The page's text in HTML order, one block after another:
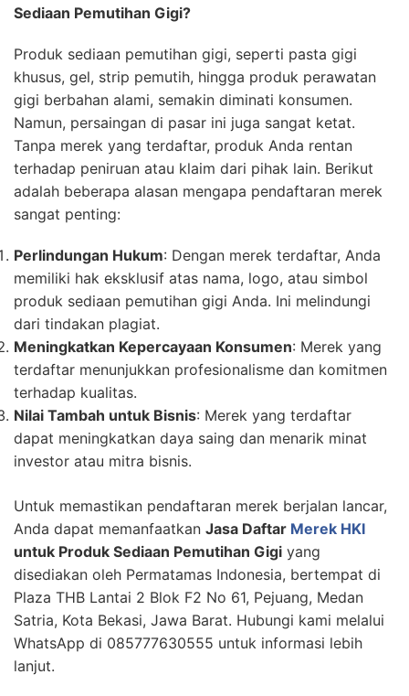
Sediaan Pemutihan Gigi?
Produk sediaan pemutihan gigi, seperti pasta gigi
khusus, gel, strip pemutih, hingga produk perawatan
gigi berbahan alami, semakin diminati konsumen.
Namun, persaingan di pasar ini juga sangat ketat.
Tanpa merek yang terdaftar, produk Anda rentan
terhadap peniruan atau klaim dari pihak lain. Berikut
adalah beberapa alasan mengapa pendaftaran merek
sangat penting:
Perlindungan Hukum: Dengan merek terdaftar, Anda
memiliki hak eksklusif atas nama, logo, atau simbol
produk sediaan pemutihan gigi Anda. Ini melindungi
dari tindakan plagiat.
Meningkatkan Kepercayaan Konsumen: Merek yang
terdaftar menunjukkan profesionalisme dan komitmen
terhadap kualitas.
Nilai Tambah untuk Bisnis: Merek yang terdaftar
dapat meningkatkan daya saing dan menarik minat
investor atau mitra bisnis.
Untuk memastikan pendaftaran merek berjalan lancar,
Anda dapat memanfaatkan Jasa Daftar Merek HKI
untuk Produk Sediaan Pemutihan Gigi yang
disediakan oleh Permatamas Indonesia, bertempat di
Plaza THB Lantai 2 Blok F2 No 61, Pejuang, Medan
Satria, Kota Bekasi, Jawa Barat. Hubungi kami melalui
WhatsApp di 085777630555 untuk informasi lebih
lanjut.